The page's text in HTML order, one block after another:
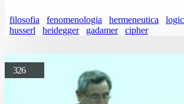
filosofia fenomenologia hermeneutica
husserl
heidegger gadamer cipher
326